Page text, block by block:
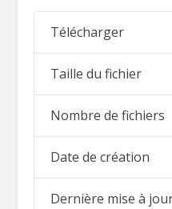
Télécharger
Taille du fichier
Nombre de fichiers
Date de création
Dernière mise à